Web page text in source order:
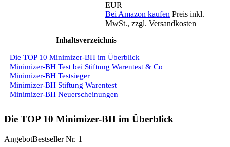
EUR
Bei Amazon kaufen Preis inkl.
MwSt., zzgl. Versandkosten
Inhaltsverzeichnis
Die TOP 10 Minimizer-BH im Überblick
Minimizer-BH Test bei Stiftung Warentest & Co
Minimizer-BH Testsieger
Minimizer-BH Stiftung Warentest
Minimizer-BH Neuerscheinungen
Die TOP 10 Minimizer-BH im Überblick
AngebotBestseller Nr. 1